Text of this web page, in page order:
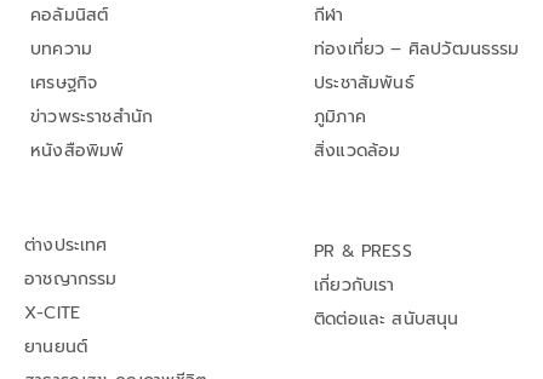
คอลัมนิสต์
บทความ
เศรษฐกิจ
ข่าวพระราชสำนัก
หนังสือพิมพ์
กีฬา
ท่องเที่ยว – ศิลปวัฒนธรรม
ประชาสัมพันธ์
ภูมิภาค
สิ่งแวดล้อม
ต่างประเทศ
อาชญากรรม
X-CITE
ยานยนต์
PR & PRESS
เกี่ยวกับเรา
ติดต่อและ สนับสนุน